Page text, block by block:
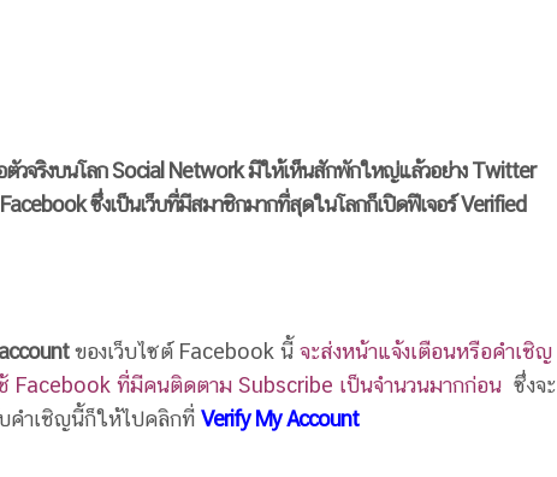
วจริงบนโลก Social Network มีให้เห็นสักพักใหญ่แล้วอย่าง Twitter
ซึ่งเป็นเว็บที่มีสมาชิกมากที่สุดในโลกก็เปิดฟีเจอร์ Verified
ของเว็บไซต์ Facebook นี้ จะส่งหน้าแจ้งเตือนหรือคำเชิญ
ที่มีคนติดตาม Subscribe เป็นจำนวนมากก่อน ซึ่งจะ
คำเชิญนี้ก็ให้ไปคลิกที่ Verify My Account